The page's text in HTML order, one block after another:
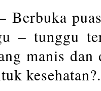
Berbuka
– tunggu
manis
kesehatan?.